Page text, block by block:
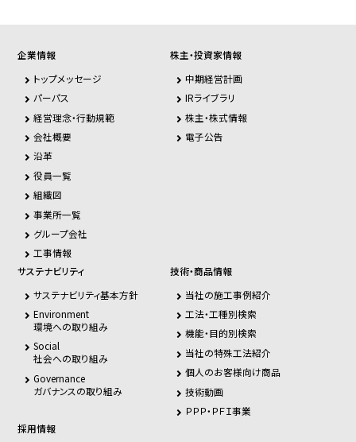
企業情報
トップメッセージ
パーパス
経営理念・行動規範
会社概要
沿革
役員一覧
組織図
事業所一覧
グループ会社
工事情報
株主・投資家情報
中期経営計画
IRライブラリ
株主・株式情報
電子公告
サステナビリティ
サステナビリティ基本方針
Environment
環境への取り組み
Social
社会への取り組み
Governance
ガバナンスの取り組み
技術・商品情報
当社の施工事例紹介
工法・工種別検索
機能・目的別検索
当社の特殊工法紹介
個人のお客様向け商品
技術動画
ＰＰＰ・ＰＦＩ事業
採用情報